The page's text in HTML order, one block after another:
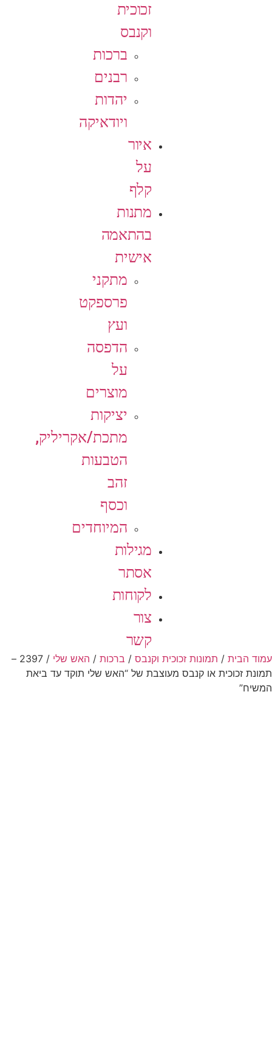
זכוכית
וקנבס
ברכות
רבנים
יהדות
ויודאיקה
איור
על
קלף
מתנות
בהתאמה
אישית
מתקני
פרספקט
ועץ
הדפסה
על
מוצרים
יציקות
מתכת/אקריליק,
הטבעות
זהב
וכסף
המיוחדים
מגילות
אסתר
לקוחות
צור
קשר
עמוד הבית / תמונות זכוכית וקנבס / ברכות / האש שלי
/ 2397 –
תמונת זכוכית או קנבס מעוצבת של “האש שלי תוקד עד ביאת
המשיח”